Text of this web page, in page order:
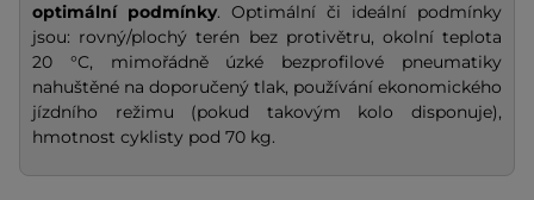
optimální podmínky. Optimální či ideální podmínky
jsou: rovný/plochý terén bez protivětru, okolní teplota
20 °C, mimořádně úzké bezprofilové pneumatiky
nahuštěné na doporučený tlak, používání ekonomického
jízdního režimu (pokud takovým kolo disponuje),
hmotnost cyklisty pod 70 kg.